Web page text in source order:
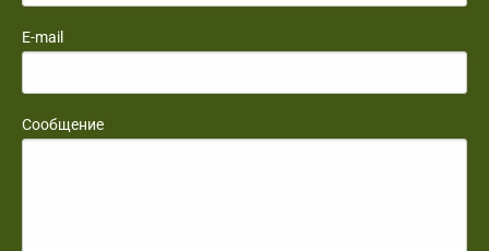
E-mail
Сообщение